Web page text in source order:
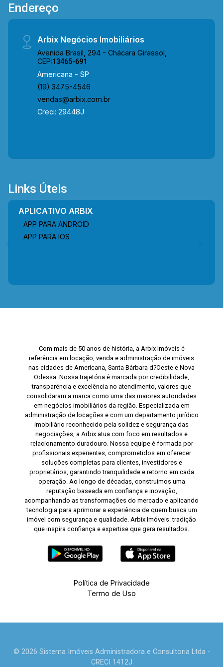
Endereço
Arbix Negócios Imobiliários
Avenida Brasil, 294 - Chácara Girassol,
CEP:13465-691
Americana - SP
(19) 3475-4546
vendas@arbix.com.br
Creci: 29448J
Links Úteis
APLICATIVO ARBIX
APP PARA ANDROID
APP PARA IOS
Com mais de 50 anos de história, a Arbix Imóveis é
referência em locação, venda e administração de imóveis
nas cidades de Americana, Santa Bárbara d?Oeste e Nova
Odessa. Nossa trajetória é marcada por credibilidade,
transparência e excelência no atendimento, valores que
consolidaram a marca como uma das maiores autoridades
em negócios imobiliários da região. Especializada em
administração de locações e com um departamento jurídico
imobiliário reconhecido pela solidez e segurança das
negociações, a Arbix atua com foco em resultados e
relacionamento duradouro. Nossa equipe é formada por
profissionais experientes, comprometidos em oferecer
soluções completas para clientes, investidores e
proprietários, garantindo tranquilidade e retorno em cada
operação. Ao longo de décadas, construímos uma
reputação baseada em confiança e inovação,
acompanhando as transformações do mercado e aplicando
tecnologia para aprimorar a experiência de quem busca um
imóvel com segurança e qualidade. Arbix Imóveis: tradição
que inspira confiança e expertise que gera resultados.
Política de Privacidade
Termo de Uso
© 2026 Sistema Imóveis Administradora e Consultoria Ltda -
CRECI 1412J